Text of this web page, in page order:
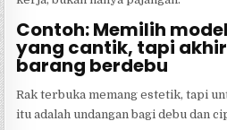
Contoh: Memilih
yang cantik, tapi
barang berdebu
Rak terbuka memang estetik, tapi
itu adalah undangan bagi debu dan